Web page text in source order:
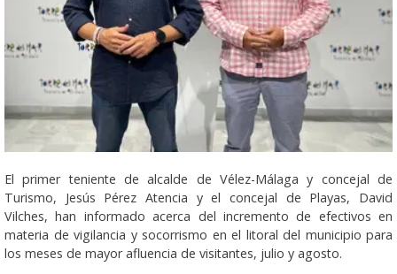
El primer teniente de alcalde de Vélez-Málaga y concejal de
Turismo, Jesús Pérez Atencia y el concejal de Playas, David
Vilches, han informado acerca del incremento de efectivos en
materia de vigilancia y socorrismo en el litoral del municipio para
los meses de mayor afluencia de visitantes, julio y agosto.